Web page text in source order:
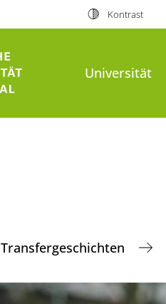
Kontrast
Universität
Transfergeschichten